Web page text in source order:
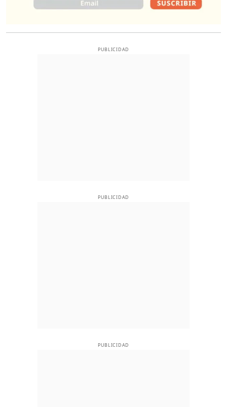
PUBLICIDAD
PUBLICIDAD
PUBLICIDAD